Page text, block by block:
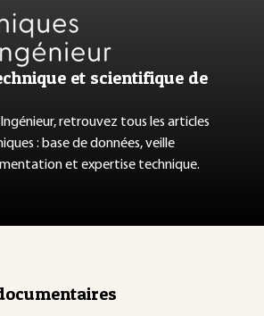
et scientifique de
retrouvez tous les articles
: base de données, veille
et expertise technique.